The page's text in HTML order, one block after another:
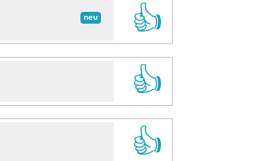
neu
👍
👍
👍